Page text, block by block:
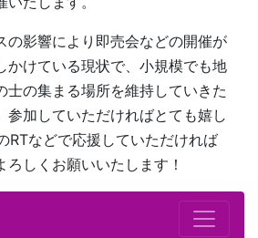
の影響により即売会などの開催が
かけている現状で、小規模でも地
士の集まる場所を維持していきた
参加していただければとても嬉し
RTなどで応援していただければ
ろしくお願いいたします！